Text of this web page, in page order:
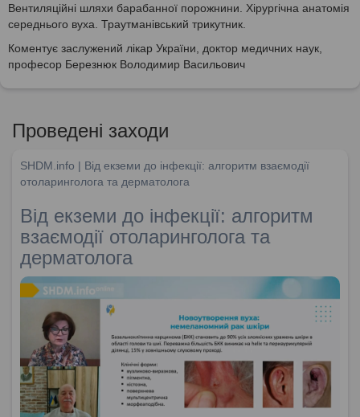
Вентиляційні шляхи барабанної порожнини. Хірургічна анатомія
середнього вуха. Траутманівський трикутник.
Коментує заслужений лікар України, доктор медичних наук,
професор Березнюк Володимир Васильович
Проведені заходи
SHDM.info | Від екземи до інфекції: алгоритм взаємодії
отоларинголога та дерматолога
Від екземи до інфекції: алгоритм
взаємодії отоларинголога та
дерматолога